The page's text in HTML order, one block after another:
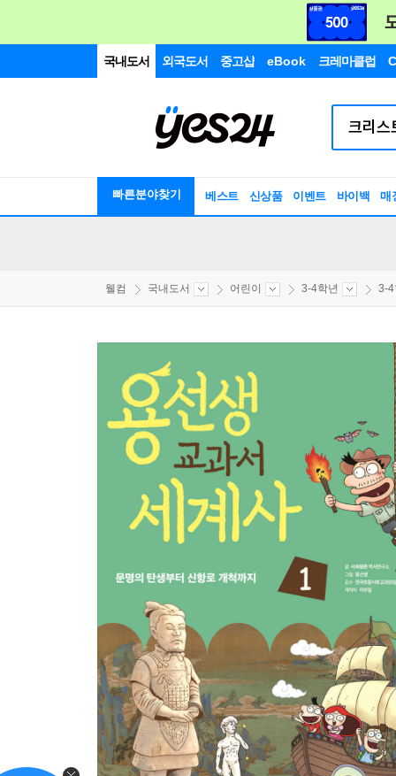
국내도서 외국도서 중고샵 eBook 크레마클럽
빠른분야찾기 베스트 신상품 이벤트 바이백 매
웰컴 국내도서 어린이 3-4학년 3-4